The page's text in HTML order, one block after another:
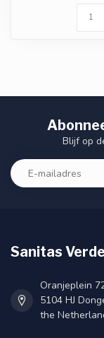
Blijf op
Sanitas Verde
Oranjeplein
5104 HJ
the